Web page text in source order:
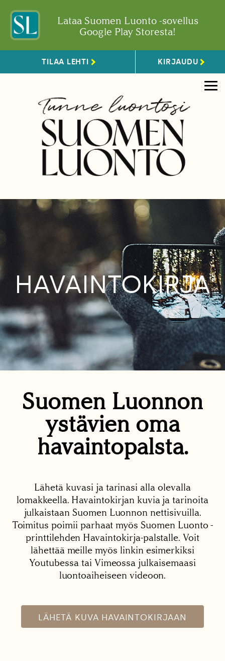
Lataa Suomen Luonto -sovellus
Google Play Storesta!
TILAA LEHTI KIRJAUDU
HAVAINTOKIRJA
Suomen Luonnon
ystävien oma
havaintopalsta.
Lähetä kuvasi ja tarinasi alla olevalla
lomakkeella. Havaintokirjan kuvia ja tarinoita
julkaistaan Suomen Luonnon nettisivuilla.
Toimitus poimii parhaat myös Suomen Luonto -
printtilehden Havaintokirja-palstalle. Voit
lähettää meille myös linkin esimerkiksi
Youtubessa tai Vimeossa julkaisemaasi
luontoaiheiseen videoon.
LÄHETÄ KUVA HAVAINTOKIRJAAN